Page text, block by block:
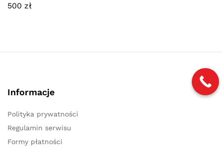
500 zł
Informacje
Polityka prywatności
Regulamin serwisu
Formy płatności